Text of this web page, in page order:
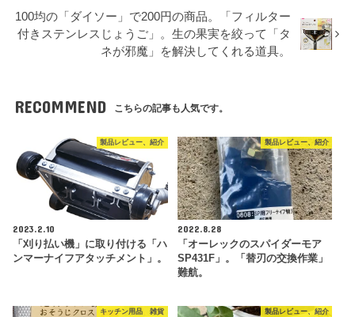
100均の「ダイソー」で200円の商品。「フィルター
付きステンレスじょうご」。生の果実を絞って「タ
ネが邪魔」を解決してくれる道具。
RECOMMEND こちらの記事も人気です。
製品レビュー、紹介
2023.2.10
「刈り払い機」に取り付ける「ハ
ンマーナイフアタッチメント」。
製品レビュー、紹介
2022.8.28
「オーレックのスパイダーモア
SP431F」。「替刃の交換作業」
難航。
キッチン用品 雑貨 製品レビュー、紹介